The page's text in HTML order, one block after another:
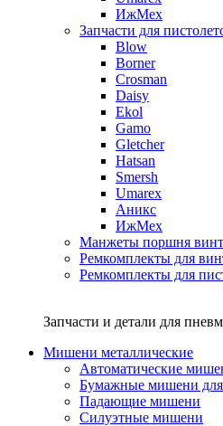
ИжМех
Запчасти для
Blow
Borner
Crosman
Daisy
Ekol
Gamo
Gletcher
Hatsan
Smersh
Umarex
Аникс
ИжМех
Манжеты поршня
Ремкомплекты для
Ремкомплекты для
Запчасти и детали для
Мишени металлические
Автоматические
Бумажные мишени
Падающие мишени
Силуэтные мишени